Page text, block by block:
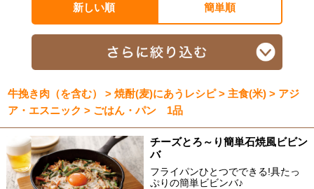
新しい順 簡単順
牛挽き肉（を含む） > 焼酎(麦)にあうレシピ > 主食(米) > アジ
ア・エスニック > ごはん・パン 1品
チーズとろ～り簡単石焼風ビビン
バ
フライパンひとつでできる!具たっ
ぷりの簡単ビビンバ♪